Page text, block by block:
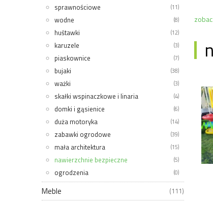
sprawnościowe (11)
wodne (8)
huśtawki (12)
karuzele (3)
piaskownice (7)
bujaki (38)
ważki (3)
skałki wspinaczkowe i linaria (4)
domki i gąsienice (6)
duża motoryka (14)
zabawki ogrodowe (39)
mała architektura (15)
nawierzchnie bezpieczne (5)
ogrodzenia (0)
Meble (111)